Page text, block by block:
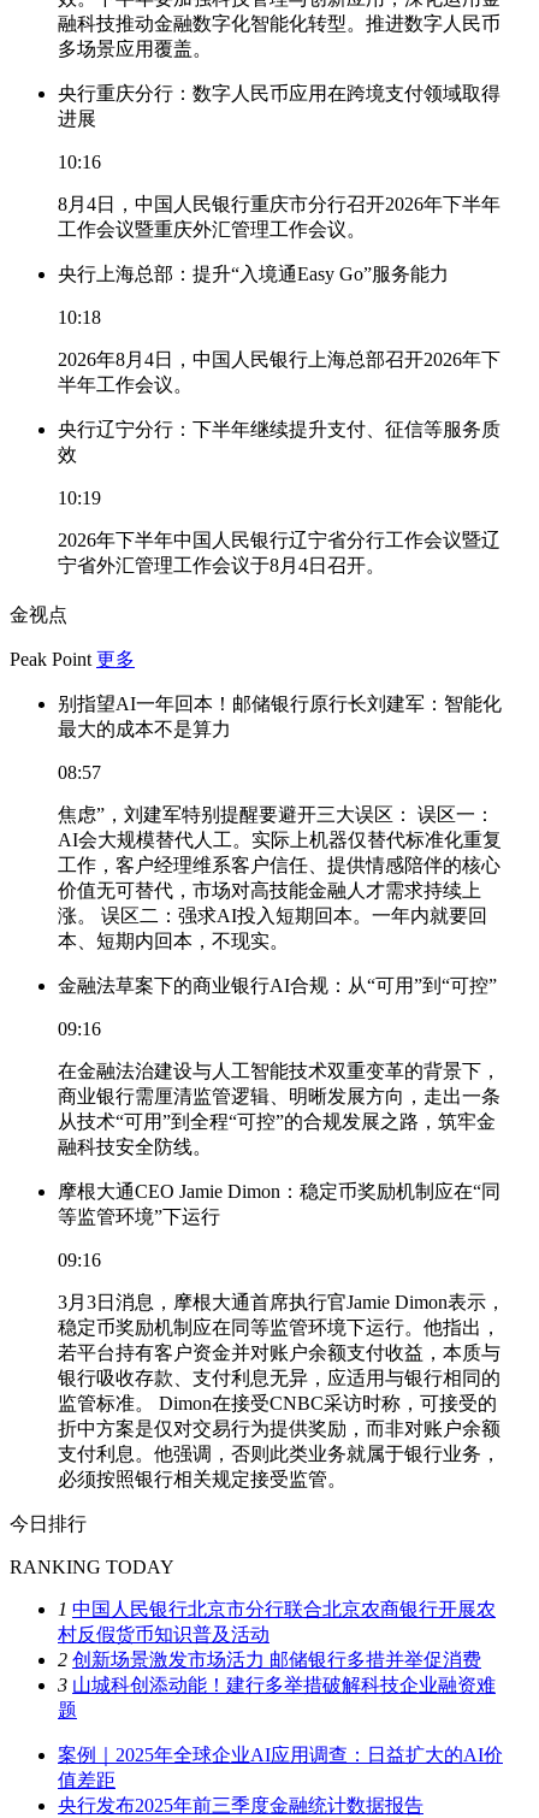
融科技推动金融数字化智能化转型。推进数字人民币
多场景应用覆盖。
央行重庆分行：数字人民币应用在跨境支付领域取得
进展
10:16
8月4日，中国人民银行重庆市分行召开2026年下半年
工作会议暨重庆外汇管理工作会议。
央行上海总部：提升“入境通Easy Go”服务能力
10:18
2026年8月4日，中国人民银行上海总部召开2026年下
半年工作会议。
央行辽宁分行：下半年继续提升支付、征信等服务质
效
10:19
2026年下半年中国人民银行辽宁省分行工作会议暨辽
宁省外汇管理工作会议于8月4日召开。
金视点
Peak Point 更多
别指望AI一年回本！邮储银行原行长刘建军：智能化
最大的成本不是算力
08:57
焦虑”，刘建军特别提醒要避开三大误区： 误区一：
AI会大规模替代人工。实际上机器仅替代标准化重复
工作，客户经理维系客户信任、提供情感陪伴的核心
价值无可替代，市场对高技能金融人才需求持续上
涨。 误区二：强求AI投入短期回本。一年内就要回
本、短期内回本，不现实。
金融法草案下的商业银行AI合规：从“可用”到“可控”
09:16
在金融法治建设与人工智能技术双重变革的背景下，
商业银行需厘清监管逻辑、明晰发展方向，走出一条
从技术“可用”到全程“可控”的合规发展之路，筑牢金
融科技安全防线。
摩根大通CEO Jamie Dimon：稳定币奖励机制应在“同
等监管环境”下运行
09:16
3月3日消息，摩根大通首席执行官Jamie Dimon表示，
稳定币奖励机制应在同等监管环境下运行。他指出，
若平台持有客户资金并对账户余额支付收益，本质与
银行吸收存款、支付利息无异，应适用与银行相同的
监管标准。 Dimon在接受CNBC采访时称，可接受的
折中方案是仅对交易行为提供奖励，而非对账户余额
支付利息。他强调，否则此类业务就属于银行业务，
必须按照银行相关规定接受监管。
今日排行
RANKING TODAY
1 中国人民银行北京市分行联合北京农商银行开展农
村反假货币知识普及活动
2 创新场景激发市场活力 邮储银行多措并举促消费
3 山城科创添动能！建行多举措破解科技企业融资难
题
案例｜2025年全球企业AI应用调查：日益扩大的AI价
值差距
央行发布2025年前三季度金融统计数据报告